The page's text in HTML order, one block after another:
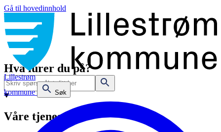
Gå til hovedinnhold
Lillestrøm
kommune
Søk
Hva lurer du på?
Våre tjenester